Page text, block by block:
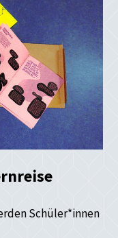
Schüler*innen